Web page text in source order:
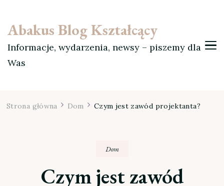
Abakus Blog Kształcący
Informacje, wydarzenia, newsy – piszemy dla
Was
Strona główna Dom Czym jest zawód projektanta?
Dom
Czym jest zawód